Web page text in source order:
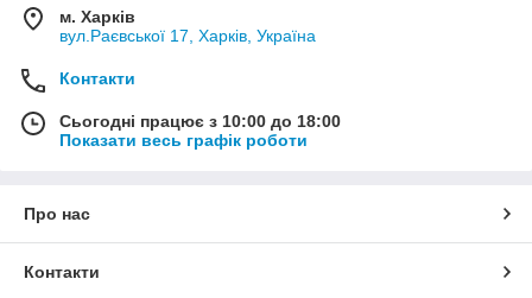
м. Харків
вул.Раєвської 17, Харків, Україна
Контакти
Сьогодні працює з 10:00 до 18:00
Показати весь графік роботи
Про нас
Контакти